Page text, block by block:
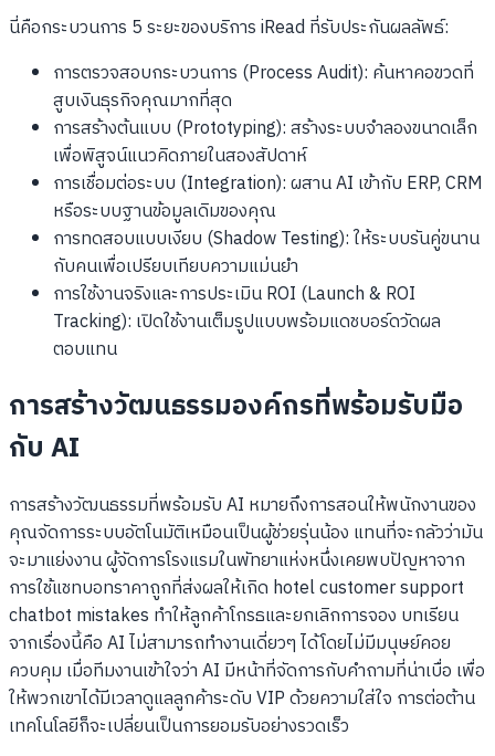
นี่คือกระบวนการ 5 ระยะของบริการ iRead ที่รับประกันผลลัพธ์:
การตรวจสอบกระบวนการ (Process Audit): ค้นหาคอขวดที่
สูบเงินธุรกิจคุณมากที่สุด
การสร้างต้นแบบ (Prototyping): สร้างระบบจำลองขนาดเล็ก
เพื่อพิสูจน์แนวคิดภายในสองสัปดาห์
การเชื่อมต่อระบบ (Integration): ผสาน AI เข้ากับ ERP, CRM
หรือระบบฐานข้อมูลเดิมของคุณ
การทดสอบแบบเงียบ (Shadow Testing): ให้ระบบรันคู่ขนาน
กับคนเพื่อเปรียบเทียบความแม่นยำ
การใช้งานจริงและการประเมิน ROI (Launch & ROI
Tracking): เปิดใช้งานเต็มรูปแบบพร้อมแดชบอร์ดวัดผล
ตอบแทน
การสร้างวัฒนธรรมองค์กรที่พร้อมรับมือ
กับ AI
การสร้างวัฒนธรรมที่พร้อมรับ AI หมายถึงการสอนให้พนักงานของ
คุณจัดการระบบอัตโนมัติเหมือนเป็นผู้ช่วยรุ่นน้อง แทนที่จะกลัวว่ามัน
จะมาแย่งงาน ผู้จัดการโรงแรมในพัทยาแห่งหนึ่งเคยพบปัญหาจาก
การใช้แชทบอทราคาถูกที่ส่งผลให้เกิด hotel customer support
chatbot mistakes ทำให้ลูกค้าโกรธและยกเลิกการจอง บทเรียน
จากเรื่องนี้คือ AI ไม่สามารถทำงานเดี่ยวๆ ได้โดยไม่มีมนุษย์คอย
ควบคุม เมื่อทีมงานเข้าใจว่า AI มีหน้าที่จัดการกับคำถามที่น่าเบื่อ เพื่อ
ให้พวกเขาได้มีเวลาดูแลลูกค้าระดับ VIP ด้วยความใส่ใจ การต่อต้าน
เทคโนโลยีก็จะเปลี่ยนเป็นการยอมรับอย่างรวดเร็ว